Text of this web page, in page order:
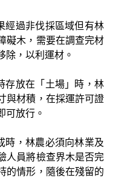
經過非伐採區域但有林
礙木，需要在調查完材
除，以利運材。
存放在「土場」時，林
與材積，在採運許可證
可放行。
時，林農必須向林業及
人員將檢查界木是否完
的情形，隨後在殘留的